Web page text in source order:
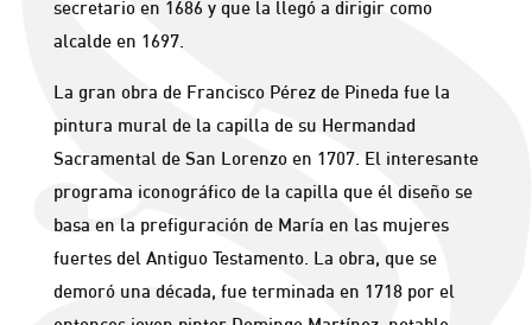
secretario en 1686 y que la llegó a dirigir como
alcalde en 1697.
La gran obra de Francisco Pérez de Pineda fue la
pintura mural de la capilla de su Hermandad
Sacramental de San Lorenzo en 1707. El interesante
programa iconográfico de la capilla que él diseño se
basa en la prefiguración de María en las mujeres
fuertes del Antiguo Testamento. La obra, que se
demoró una década, fue terminada en 1718 por el